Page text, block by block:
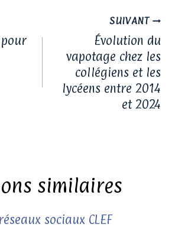
pour
SUIVANT
Évolution du
vapotage chez les
collégiens et les
lycéens entre 2014
et 2024
similaires